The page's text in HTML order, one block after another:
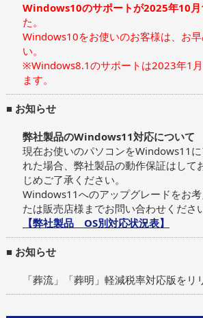
Windows10のサポートが2025年10月
た。
Windows10をお使いのお客様は、お
い。
※Windows8.1のサポートは2023年1
ます。
■ お知らせ
弊社製品のWindows11対応について
現在お使いのパソコンをWindows11
れた場合、弊社製品の動作保証はして
じめご了承ください。
Windows11へのアップグレードをお
たは販売店様までお問い合わせください
【弊社製品 OS別対応状況表】
■ お知らせ
「葬流」「葬明」軽減税率対応版をリ